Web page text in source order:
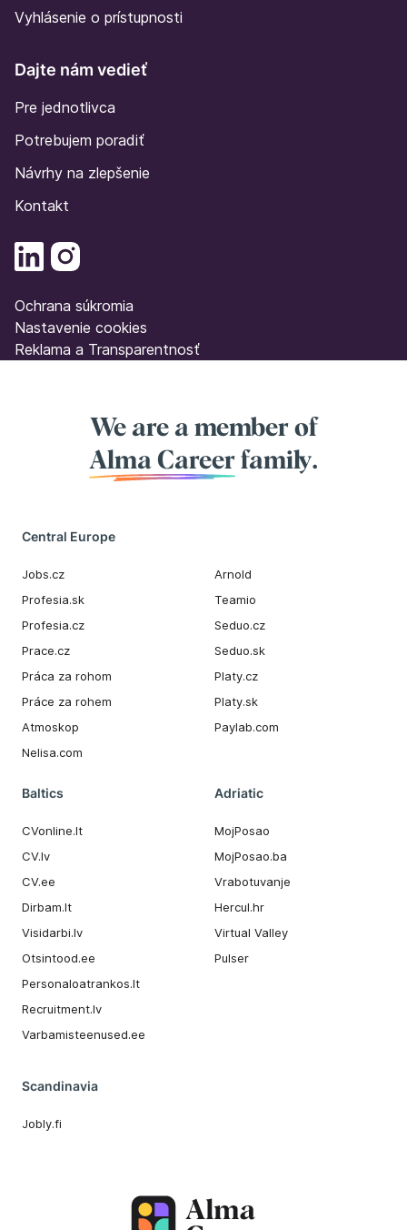
Vyhlásenie o prístupnosti
Dajte nám vedieť
Pre jednotlivca
Potrebujem poradiť
Návrhy na zlepšenie
Kontakt
Ochrana súkromia
Nastavenie cookies
Reklama a Transparentnosť
We are a member of
Alma Career family.
Central Europe
Jobs.cz
Profesia.sk
Profesia.cz
Prace.cz
Práca za rohom
Práce za rohem
Atmoskop
Nelisa.com
Arnold
Teamio
Seduo.cz
Seduo.sk
Platy.cz
Platy.sk
Paylab.com
Baltics
CVonline.lt
CV.lv
CV.ee
Dirbam.It
Visidarbi.lv
Otsintood.ee
Personaloatrankos.lt
Recruitment.lv
Varbamisteenused.ee
Adriatic
MojPosao
MojPosao.ba
Vrabotuvanje
Hercul.hr
Virtual Valley
Pulser
Scandinavia
Jobly.fi